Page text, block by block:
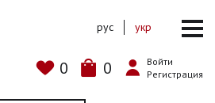
0 0
Войти
Регистрация
рус укр